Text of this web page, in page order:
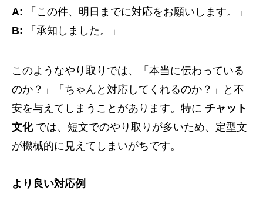
A: 「この件、明日までに対応をお願いします。」
B: 「承知しました。」
このようなやり取りでは、「本当に伝わっている
のか？」「ちゃんと対応してくれるのか？」と不
安を与えてしまうことがあります。特に チャット
文化では、短文でのやり取りが多いため、定型文
が機械的に見えてしまいがちです。
より良い対応例